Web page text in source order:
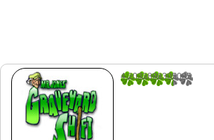
4.2033898305085